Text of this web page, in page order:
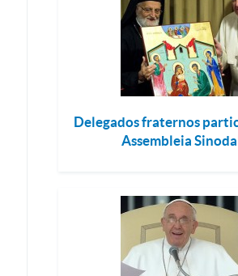
Delegados fraternos
Assembleia